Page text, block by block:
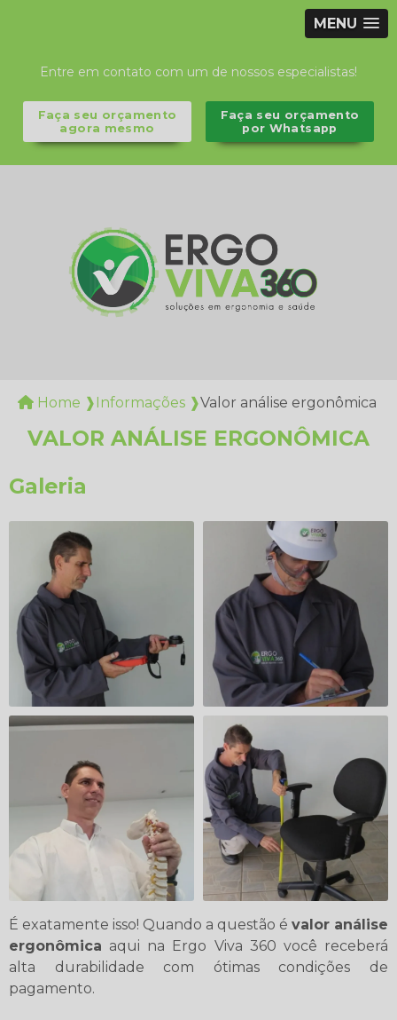
MENU
Entre em contato com um de nossos especialistas!
Faça seu orçamento
agora mesmo
Faça seu orçamento
por Whatsapp
Home ❱ Informações ❱Valor análise ergonômica
VALOR ANÁLISE ERGONÔMICA
Galeria
É exatamente isso! Quando a questão é valor análise
ergonômica aqui na Ergo Viva 360 você receberá
alta durabilidade com ótimas condições de
pagamento.